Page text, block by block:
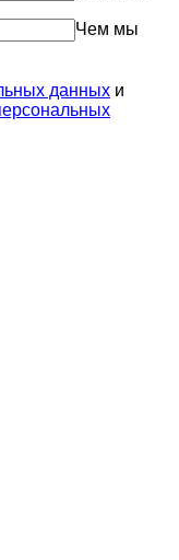
Чем мы
данных и